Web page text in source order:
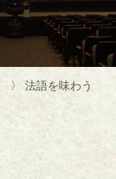
〉 法語を味わう